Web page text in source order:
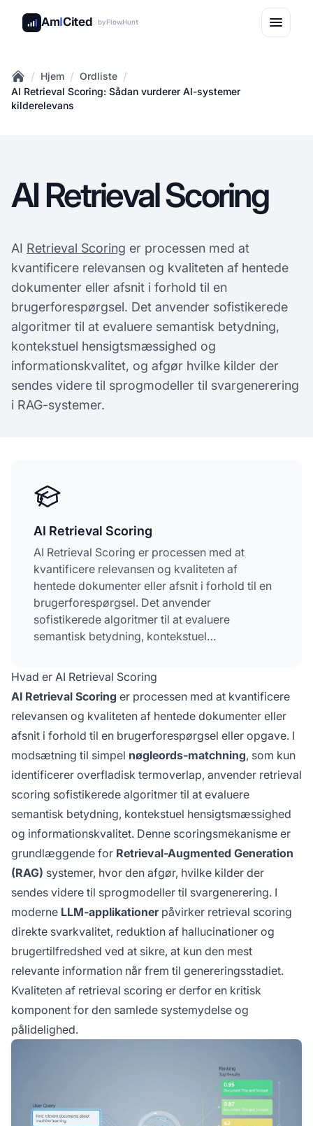
AmICited byFlowHunt
Home
/ Hjem / Ordliste /
AI Retrieval Scoring: Sådan vurderer AI-systemer
kilderelevans
AI Retrieval Scoring
AI Retrieval Scoring er processen med at
kvantificere relevansen og kvaliteten af hentede
dokumenter eller afsnit i forhold til en
brugerforespørgsel. Det anvender sofistikerede
algoritmer til at evaluere semantisk betydning,
kontekstuel hensigtsmæssighed og
informationskvalitet, og afgør hvilke kilder der
sendes videre til sprogmodeller til svargenerering
i RAG-systemer.
AI Retrieval Scoring
AI Retrieval Scoring er processen med at
kvantificere relevansen og kvaliteten af
hentede dokumenter eller afsnit i forhold til en
brugerforespørgsel. Det anvender
sofistikerede algoritmer til at evaluere
semantisk betydning, kontekstuel
og afgør hvilke kilder der sendes videre til
sprogmodeller til svargenerering i RAG-
systemer.
Hvad er AI Retrieval Scoring
AI Retrieval Scoring er processen med at kvantificere
relevansen og kvaliteten af hentede dokumenter eller
afsnit i forhold til en brugerforespørgsel eller opgave. I
modsætning til simpel nøgleords-matchning, som kun
identificerer overfladisk termoverlap, anvender retrieval
scoring sofistikerede algoritmer til at evaluere
semantisk betydning, kontekstuel hensigtsmæssighed
og informationskvalitet. Denne scoringsmekanisme er
grundlæggende for Retrieval-Augmented Generation
(RAG) systemer, hvor den afgør, hvilke kilder der
sendes videre til sprogmodeller til svargenerering. I
moderne LLM-applikationerpåvirker retrieval scoring
direkte svarkvalitet, reduktion af hallucinationer og
brugertilfredshed ved at sikre, at kun den mest
relevante information når frem til genereringsstadiet.
Kvaliteten af retrieval scoring er derfor en kritisk
komponent for den samlede systemydelse og
pålidelighed.